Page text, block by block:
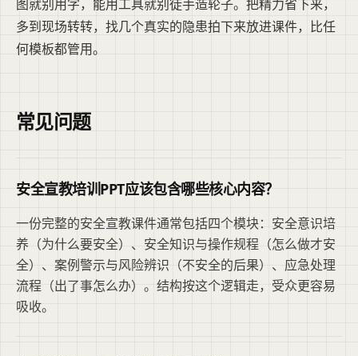
图就别用字，能用工具就别徒手造轮子。把精力省下来，
多到现场转转，找几个真实的隐患拍下来放进课件，比任
何模板都管用。
常见问题
安全宣教培训PPT应该包含哪些核心内容？
一份完整的安全宣教课件通常包括四个模块：安全意识培
养（为什么要安全）、安全知识与操作规程（怎么做才安
全）、案例警示与风险辨识（不安全的后果）、应急处理
流程（出了事怎么办）。结构按这个逻辑走，受众更容易
吸收。